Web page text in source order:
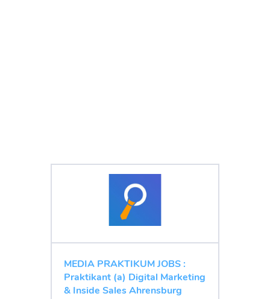
MEDIA PRAKTIKUM JOBS :
Praktikant (a) Digital Marketing
& Inside Sales Ahrensburg